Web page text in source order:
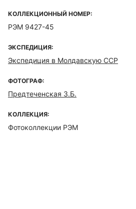
КОЛЛЕКЦИОННЫЙ НОМЕР:
РЭМ 9427-45
ЭКСПЕДИЦИЯ:
Экспедиция в Молдавскую ССР
ФОТОГРАФ:
Предтеченская З.Б.
КОЛЛЕКЦИЯ:
Фотоколлекции РЭМ